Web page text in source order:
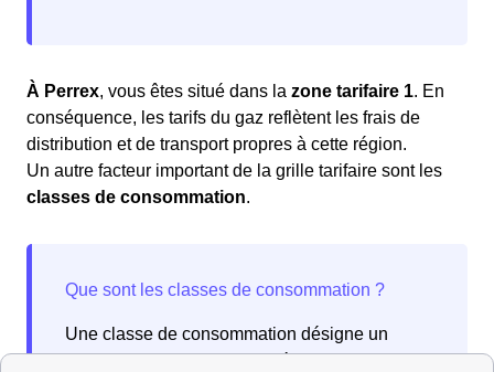
À Perrex, vous êtes situé dans la zone tarifaire 1. En
conséquence, les tarifs du gaz reflètent les frais de
distribution et de transport propres à cette région.
Un autre facteur important de la grille tarifaire sont les
classes de consommation.
Une classe de consommation désigne un
segment d'utilisateurs classés selon leur